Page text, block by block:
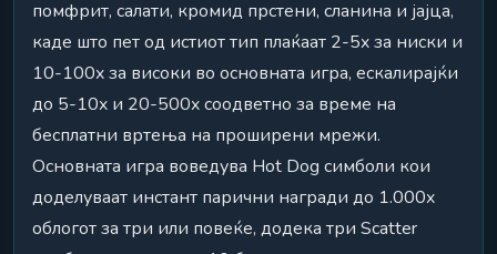
помфрит, салати, кромид прстени, сланина и јајца,
каде што пет од истиот тип плаќаат 2-5x за ниски и
10-100x за високи во основната игра, ескалирајќи
до 5-10x и 20-500x соодветно за време на
бесплатни вртења на проширени мрежи.
Основната игра воведува Hot Dog симболи кои
доделуваат инстант парични награди до 1.000x
облогот за три или повеќе, додека три Scatter